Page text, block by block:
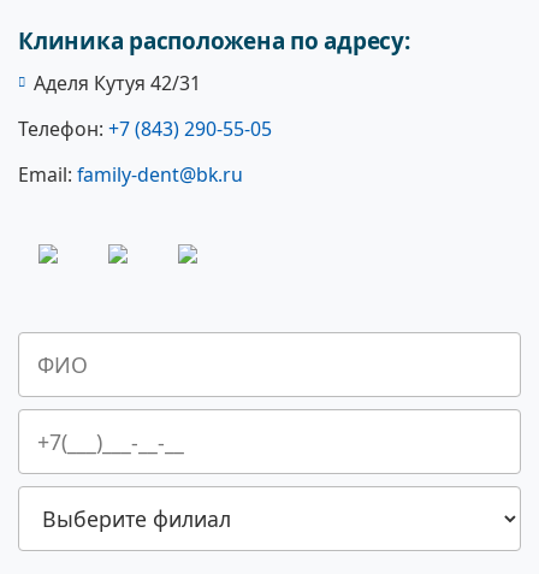
Клиника расположена по адресу:
Аделя Кутуя 42/31
Телефон: +7 (843) 290-55-05
Email: family-dent@bk.ru